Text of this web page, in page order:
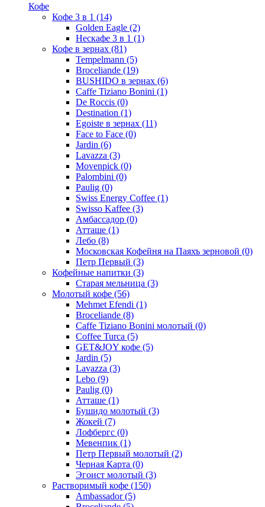
Кофе
Кофе 3 в 1 (14)
Golden Eagle (2)
Нескафе 3 в 1 (1)
Кофе в зернах (81)
Tempelmann (5)
Broceliande (19)
BUSHIDO в зернах (6)
Caffe Tiziano Bonini (1)
De Roccis (0)
Destination (1)
Egoiste в зернах (11)
Face to Face (0)
Jardin (6)
Lavazza (3)
Movenpick (0)
Palombini (0)
Paulig (0)
Swiss Energy Coffee (1)
Swisso Kaffee (3)
Амбассадор (0)
Атташе (1)
Лебо (8)
Московская Кофейня на Паяхъ зерновой (0)
Петр Первый (3)
Кофейные напитки (3)
Старая мельница (3)
Молотый кофе (56)
Mehmet Efendi (1)
Broceliande (8)
Caffe Tiziano Bonini молотый (0)
Coffee Turca (5)
GET&JOY кофе (5)
Jardin (5)
Lavazza (3)
Lebo (9)
Paulig (0)
Атташе (1)
Бушидо молотый (3)
Жокей (7)
Лофбергс (0)
Мевенпик (1)
Петр Первый молотый (2)
Черная Карта (0)
Эгоист молотый (3)
Растворимый кофе (150)
Ambassador(5)